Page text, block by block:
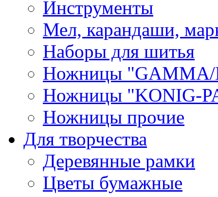
Инструменты
Мел, карандаши,
Наборы для шитья
Ножницы "GAMMA/
Ножницы "KONIG-
Ножницы прочие
Для творчества
Деревянные рамки
Цветы бумажные